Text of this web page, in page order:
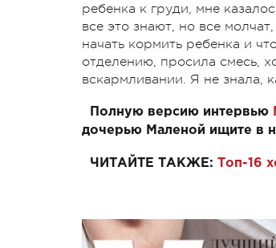
ребенка к груди, мне
все это знают, но все
начать кормить ребенка и
отделению, просила смесь,
вскармливании. Я не знала,
Полную версию интервью
дочерью Маленой ищите в
ЧИТАЙТЕ ТАКЖЕ: Топ-16